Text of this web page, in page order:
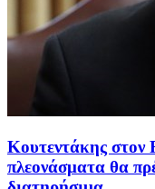
Κουτεντάκης στον
πλεονάσματα θα